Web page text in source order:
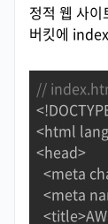
정적 웹 사
버킷에
//
<html
<head>
<meta
<meta